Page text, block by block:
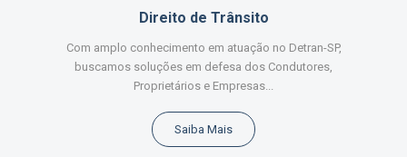
Direito de Trânsito
Com amplo conhecimento em atuação no Detran-SP,
buscamos soluções em defesa dos Condutores,
Proprietários e Empresas...
Saiba Mais